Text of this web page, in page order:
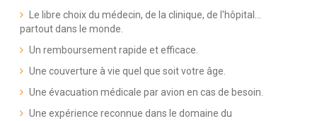
Le libre choix du médecin, de la clinique, de l'hôpital...
partout dans le monde.
Un remboursement rapide et efficace.
Une couverture à vie quel que soit votre âge.
Une évacuation médicale par avion en cas de besoin.
Une expérience reconnue dans le domaine du